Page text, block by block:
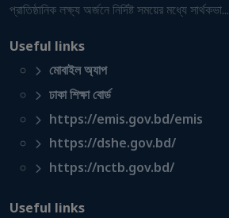
প্রাতিষ্ঠানিক লক্ষ্য অর্জনে নির্দিষ্ট সময়ের মধ্যে সার্থকভা...
Useful links
মোবাইল অ্যাপ
ঢাকা শিক্ষা বোর্ড
https://emis.gov.bd/emis
https://dshe.gov.bd/
https://nctb.gov.bd/
Useful links